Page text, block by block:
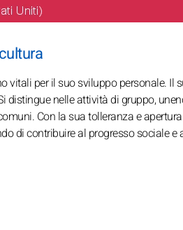
vitali per il suo sviluppo personale. Il
distingue nelle attività di gruppo,
Con la sua tolleranza e
di contribuire al progresso sociale e